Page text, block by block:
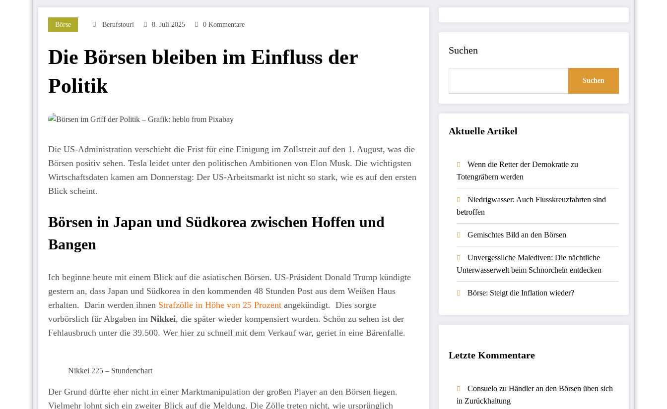
Börse Berufstouri 8. Juli 2025 0 Kommentare
Die Börsen bleiben im Einfluss der
Politik
Die US-Administration verschiebt die Frist für eine Einigung im Zollstreit auf den 1. August, was die
Börsen positiv sehen. Tesla leidet unter den politischen Ambitionen von Elon Musk. Die wichtigsten
Wirtschaftsdaten kamen am Donnerstag: Der US-Arbeitsmarkt ist nicht so stark, wie es auf den ersten
Blick scheint.
Börsen in Japan und Südkorea zwischen Hoffen und
Bangen
Ich beginne heute mit einem Blick auf die asiatischen Börsen. US-Präsident Donald Trump kündigte
gestern an, dass Japan und Südkorea in den kommenden 48 Stunden Post aus dem Weißen Haus
erhalten. Darin werden ihnen Strafzölle in Höhe von 25 Prozent angekündigt. Dies sorgte
vorbörslich für Abgaben im Nikkei, die später wieder kompensiert wurden. Schön zu sehen ist der
Fehlausbruch unter die 39.500. Wer hier zu schnell mit dem Verkauf war, geriet in eine Bärenfalle.
Nikkei 225 – Stundenchart
Der Grund dürfte eher nicht in einer Marktmanipulation der großen Player an den Börsen liegen.
Vielmehr lohnt sich ein zweiter Blick auf die Meldung. Die Zölle treten nicht, wie ursprünglich
Suchen
Suchen
Aktuelle Artikel
Wenn die Retter der Demokratie zu
Totengräbern werden
Niedrigwasser: Auch Flusskreuzfahrten sind
betroffen
Gemischtes Bild an den Börsen
Unvergessliche Malediven: Die nächtliche
Unterwasserwelt beim Schnorcheln entdecken
Börse: Steigt die Inflation wieder?
Letzte Kommentare
Consuelozu Händler an den Börsen üben sich
in Zurückhaltung